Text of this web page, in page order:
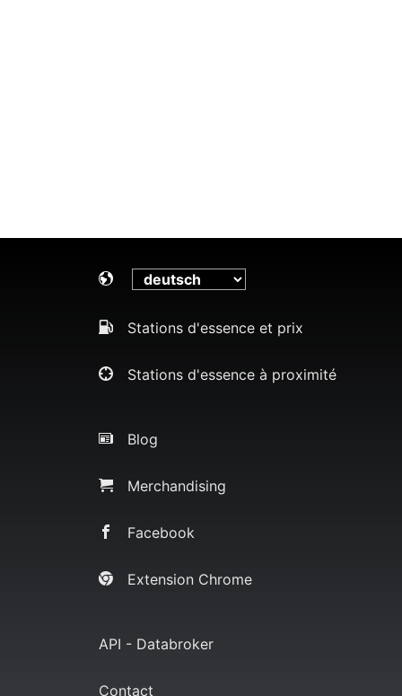
Stations d'essence et prix
Stations d'essence à proximité
Blog
Merchandising
Facebook
Extension Chrome
API - Databroker
Contact